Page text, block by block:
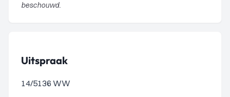
beschouwd.
Uitspraak
14/5136 WW